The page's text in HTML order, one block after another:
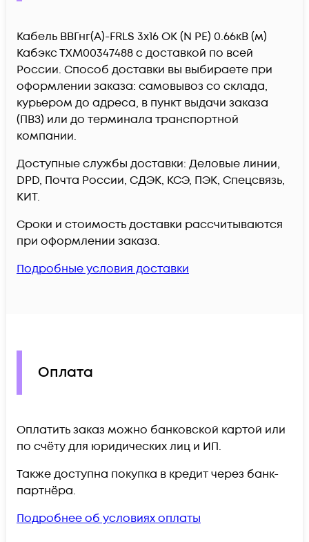
Кабель ВВГнг(А)-FRLS 3х16 ОК (N PE) 0.66кВ (м)
Кабэкс ТХМ00347488 c доставкой по всей
России. Способ доставки вы выбираете при
оформлении заказа: самовывоз со склада,
курьером до адреса, в пункт выдачи заказа
(ПВЗ) или до терминала транспортной
компании.
Доступные службы доставки: Деловые линии,
DPD, Почта России, СДЭК, КСЭ, ПЭК, Спецсвязь,
КИТ.
Сроки и стоимость доставки рассчитываются
при оформлении заказа.
Подробные условия доставки
Оплата
Оплатить заказ можно банковской картой или
по счёту для юридических лиц и ИП.
Также доступна покупка в кредит через банк-
партнёра.
Подробнее об условиях оплаты